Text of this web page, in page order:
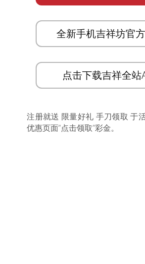
全新手机吉祥坊官
点击下载吉祥全站
注册就送 限量好礼 手刀领取 于
优惠页面”点击领取”彩金。